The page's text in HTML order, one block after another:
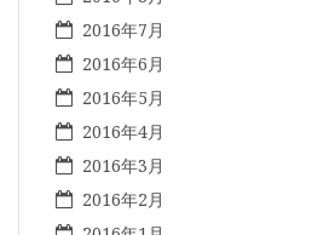
2016年7月
2016年6月
2016年5月
2016年4月
2016年3月
2016年2月